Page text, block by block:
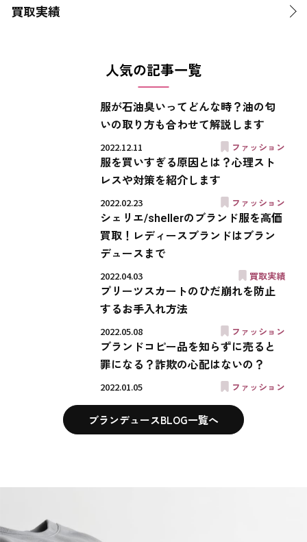
買取実績
人気の記事一覧
服が石油臭いってどんな時？油の匂
いの取り方も合わせて解説します
2022.12.11
ファッション
服を買いすぎる原因とは？心理スト
レスや対策を紹介します
2022.02.23
ファッション
シェリエ/shellerのブランド服を高価
買取！レディースブランドはブラン
デュースまで
2022.04.03
買取実績
プリーツスカートのひだ崩れを防止
するお手入れ方法
2022.05.08
ファッション
ブランドコピー品を知らずに売ると
罪になる？詐欺の心配はないの？
2022.01.05
ファッション
ブランデュースBLOG一覧へ